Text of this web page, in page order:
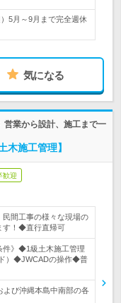
5月～9月まで完全週休
気になる
営業から設計、施工まで一
木施工管理】
歓迎
民間工事の様々な現場の
す！◆直行直帰可
件》◆1級土木施工管理
）◆JWCADの操作◆普
よび沖縄本島中南部の各